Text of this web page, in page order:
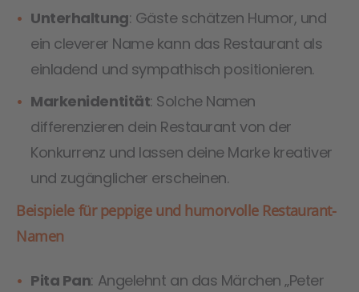
Unterhaltung: Gäste schätzen Humor, und
ein cleverer Name kann das Restaurant als
einladend und sympathisch positionieren.
Markenidentität: Solche Namen
differenzieren dein Restaurant von der
Konkurrenz und lassen deine Marke kreativer
und zugänglicher erscheinen.
Beispiele für peppige und humorvolle Restaurant-
Namen
Pita Pan: Angelehnt an das Märchen „Peter